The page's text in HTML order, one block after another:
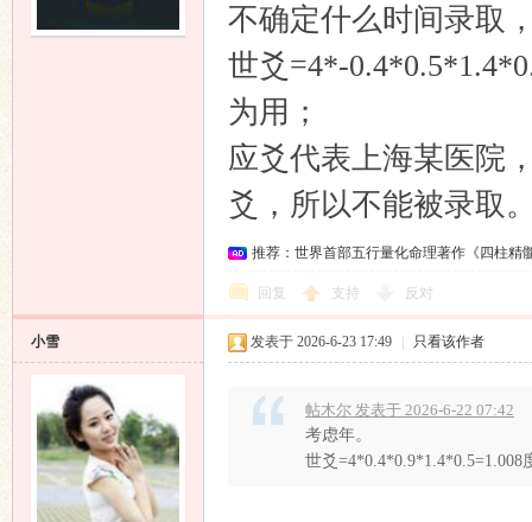
不确定什么时间录取
世爻=4*-
为用；
应爻代表上海某医院
爻，所以不能被录取
推荐：世界首部五行量化命理著作《四柱精
回复 支持 反对
小雪 发表于 2026-6-23 17:49 只看该作者
帖木尔 发表于 2026-6-22 07:42
考虑年。
世爻